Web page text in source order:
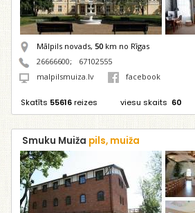
Mālpils novads, 50 km no Rīgas
26666600;
67102555
malpilsmuiza.lv
facebook
Skatīts 55616reizes viesu skaits 60
Smuku Muiža pils, muiža